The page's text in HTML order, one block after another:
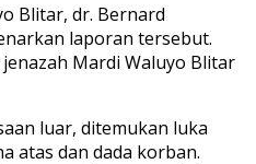
Blitar, dr. Bernard
laporan tersebut.
Mardi Waluyo Blitar
luar, ditemukan luka
atas dan dada korban.